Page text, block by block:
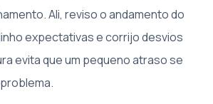
Ali, reviso o andamento do
expectativas e corrijo desvios
evita que um pequeno atraso se